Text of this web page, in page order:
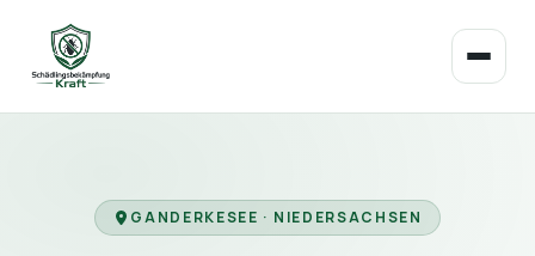
GANDERKESEE · NIEDERSACHSEN